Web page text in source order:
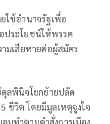
ใช้อำนาจรัฐเพื่อ
ประโยชน์ให้พรรค
มเสียหายต่อผู้สมัคร
ดุลพินิจโยกย้ายปลัด
ชีวิต โดยมีมูลเหตุจูงใจ
อมทำตามคำสั่งการเมือง